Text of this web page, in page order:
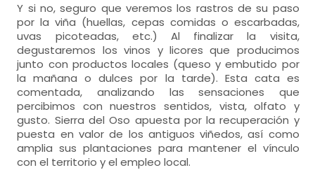
Y si no, seguro que veremos los rastros de su paso
por la viña (huellas, cepas comidas o escarbadas,
uvas picoteadas, etc.) Al finalizar la visita,
degustaremos los vinos y licores que producimos
junto con productos locales (queso y embutido por
la mañana o dulces por la tarde). Esta cata es
comentada, analizando las sensaciones que
percibimos con nuestros sentidos, vista, olfato y
gusto. Sierra del Oso apuesta por la recuperación y
puesta en valor de los antiguos viñedos, así como
amplia sus plantaciones para mantener el vínculo
con el territorio y el empleo local.